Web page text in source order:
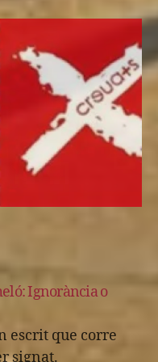
Ignorància o
escrit que corre
signat.